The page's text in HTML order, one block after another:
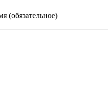
(обязательное)